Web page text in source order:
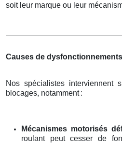
soit leur marque ou leur
Causes de
Nos spécialistes interviennent
blocages, notamment :
Mécanismes motorisés
roulant peut cesser de